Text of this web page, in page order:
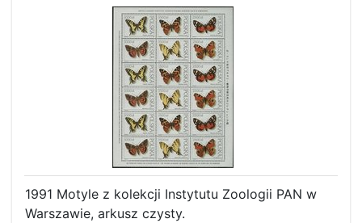
1991 Motyle z kolekcji Instytutu Zoologii PAN w
Warszawie, arkusz czysty.